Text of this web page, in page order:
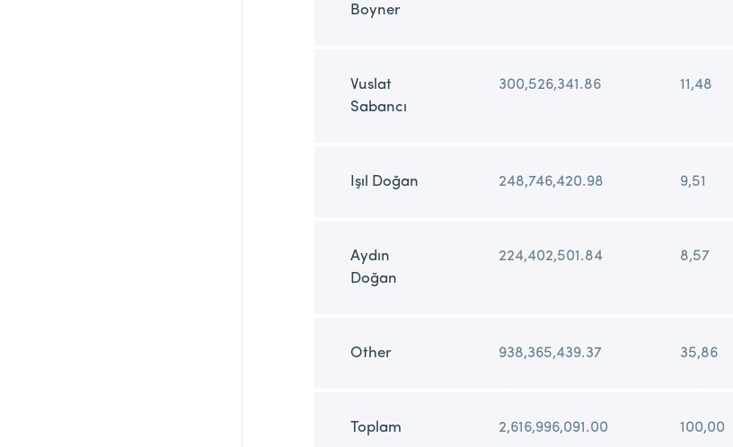
Boyner
Vuslat
Sabancı
300,526,341.86 11,48
Işıl Doğan 248,746,420.98 9,51
Aydın
Doğan
224,402,501.84 8,57
Other 938,365,439.37 35,86
Toplam 2,616,996,091.00 100,00